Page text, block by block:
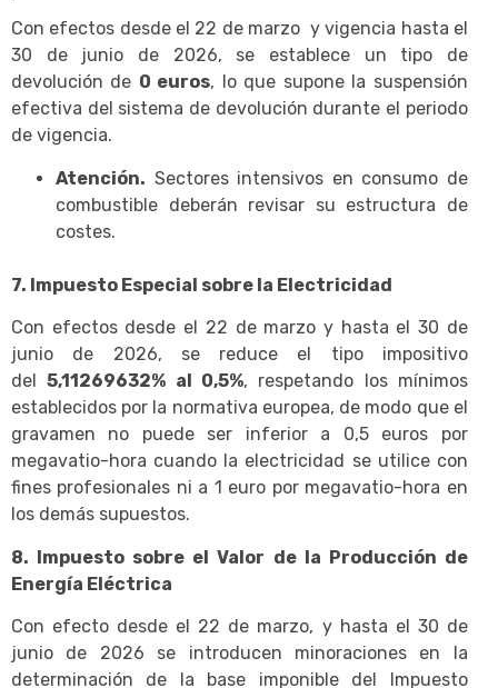
Con efectos desde el 22 de marzo y vigencia hasta el
30 de junio de 2026, se establece un tipo de
devolución de 0 euros, lo que supone la suspensión
efectiva del sistema de devolución durante el periodo
de vigencia.
Atención. Sectores intensivos en consumo de
combustible deberán revisar su estructura de
costes.
7. Impuesto Especial sobre la Electricidad
Con efectos desde el 22 de marzo y hasta el 30 de
junio de 2026, se reduce el tipo impositivo
del5,11269632% al 0,5%, respetando los mínimos
establecidos por la normativa europea, de modo que el
gravamen no puede ser inferior a 0,5 euros por
megavatio-hora cuando la electricidad se utilice con
fines profesionales ni a 1 euro por megavatio-hora en
los demás supuestos.
8. Impuesto sobre el Valor de la Producción de
Energía Eléctrica
Con efecto desde el 22 de marzo, y hasta el 30 de
junio de 2026 se introducen minoraciones en la
determinación de la base imponible del Impuesto